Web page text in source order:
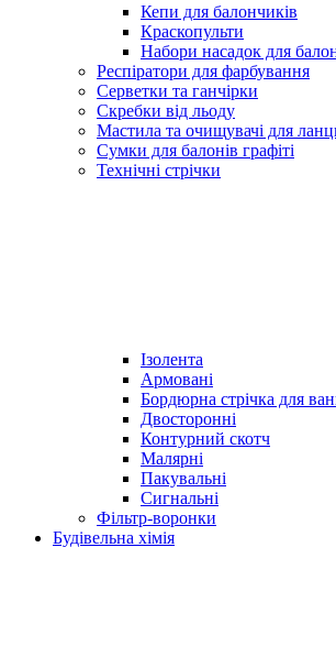
Кепи для балончиків
Краскопульти
Набори насадок для
Респіратори для фарбування
Серветки та ганчірки
Скребки від льоду
Мастила та очищувачі для
Сумки для балонів графіті
Технічні стрічки
Ізолента
Армовані
Бордюрна стрічка для
Двосторонні
Контурний скотч
Малярні
Пакувальні
Сигнальні
Фільтр-воронки
Будівельна хімія